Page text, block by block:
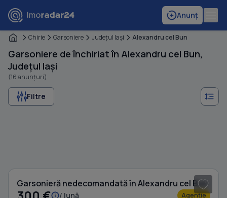
Anunț
Chirie Garsoniere Judeţul Iaşi Alexandru cel Bun
Garsoniere de închiriat în Alexandru cel Bun,
Județul Iași
(16 anunțuri)
Filtre
Garsonieră nedecomandată în Alexandru cel Bun
/ lună Agenție